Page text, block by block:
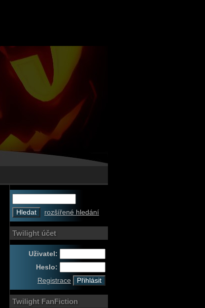
rozšířené hledání
Twilight účet
Uživatel:
Heslo:
Registrace
Twilight FanFiction